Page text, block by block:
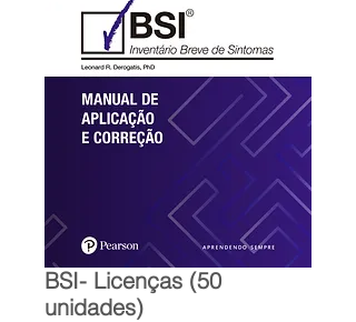
BSI- Licenças (50
unidades)